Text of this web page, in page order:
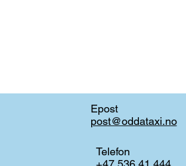
Epost
post@oddataxi.no
Telefon